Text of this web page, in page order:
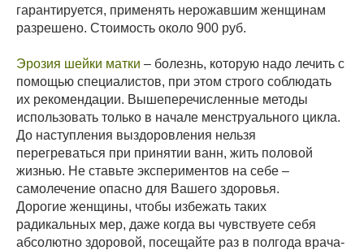
гарантируется, применять нерожавшим женщинам
разрешено. Стоимость около 900 руб.
Эрозия шейки матки – болезнь, которую надо лечить с
помощью специалистов, при этом строго соблюдать
их рекомендации. Вышеперечисленные методы
использовать только в начале менструального цикла.
До наступления выздоровления нельзя
перегреваться при принятии ванн, жить половой
жизнью. Не ставьте экспериментов на себе –
самолечение опасно для Вашего здоровья.
Дорогие женщины, чтобы избежать таких
радикальных мер, даже когда вы чувствуете себя
абсолютно здоровой, посещайте раз в полгода врача-